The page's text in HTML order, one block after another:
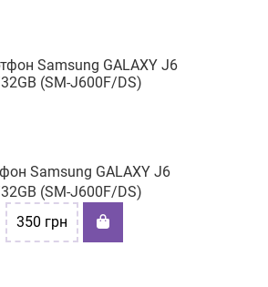
Samsung GALAXY J6
(SM-J600F/DS)
350 грн